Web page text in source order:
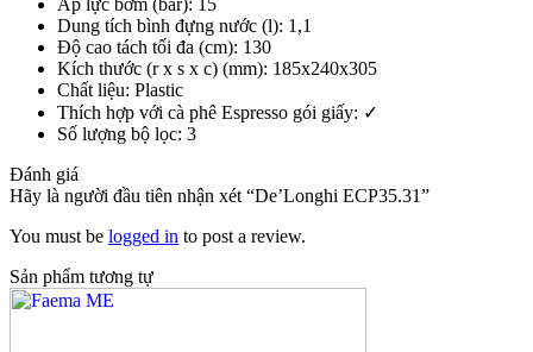
Dung tích bình đựng nước (l): 1,1
Độ cao tách tối đa (cm): 130
Kích thước (r x s x c) (mm): 185x240x305
Chất liệu: Plastic
Thích hợp với cà phê Espresso gói giấy: ✓
Số lượng bộ lọc: 3
Đánh giá
Hãy là người đầu tiên nhận xét “De’Longhi ECP35.31”
You must be logged in to post a review.
Sản phẩm tương tự